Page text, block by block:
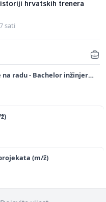
hrvatskih trenera
sati
radu - Bachelor inžinjer
(m/ž)